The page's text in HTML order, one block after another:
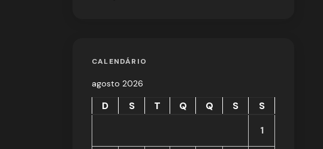
CALENDÁRIO
agosto 2026
D S T Q Q S
S
1